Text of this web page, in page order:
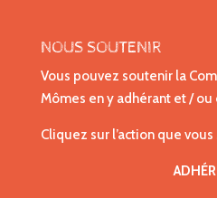
NOUS SOUTENIR
Vous pouvez soutenir la
Mômes en y adhérant et / ou
Cliquez sur l’action que